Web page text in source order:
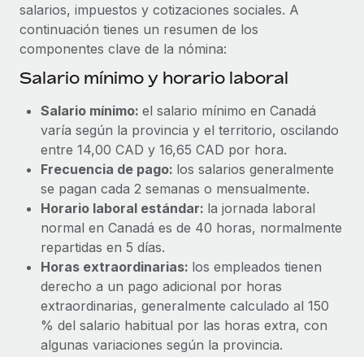
Gestión de dispositivos
Proporciona dispositivos tecnológicos y contrólalos
en todo el mundo.
Apertura de entidades
Abre entidades conforme a la legalidad enseguida.
Movilidad y reubicación
Reubica a los empleados con facilidad.
Prestaciones
Gestiona las prestaciones de los empleados sin
complicaciones.
Explora el blog
BLOG
Novedades de producto de Remote:
Integraciones con Gusto y Xero y Contractor
Management Plus
La misión de Remote sigue siendo ayudar a empresas de
todos los tamaños a contratar, gestionar y...
Más información
Pento se convierte en un empleador equitativo
Gestionar las nóminas internamente es complicado. Tardas
semanas en hacerlo manualmente y, al mes...
salarios, impuestos y cotizaciones sociales. A
continuación tienes un resumen de los
componentes clave de la nómina:
Salario mínimo y horario laboral
Salario mínimo: el salario mínimo en Canadá
varía según la provincia y el territorio, oscilando
entre 14,00 CAD y 16,65 CAD por hora.
Frecuencia de pago: los salarios generalmente
se pagan cada 2 semanas o mensualmente.
Horario laboral estándar: la jornada laboral
normal en Canadá es de 40 horas, normalmente
repartidas en 5 días.
Horas extraordinarias: los empleados tienen
derecho a un pago adicional por horas
extraordinarias, generalmente calculado al 150
% del salario habitual por las horas extra, con
algunas variaciones según la provincia.